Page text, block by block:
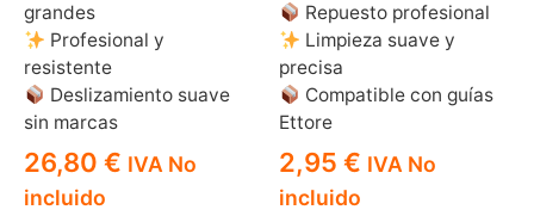
grandes
Profesional y
resistente
Deslizamiento suave
sin marcas
26,80 € IVA No
incluido
Repuesto profesional
Limpieza suave y
precisa
Compatible con guías
Ettore
2,95 € IVA No
incluido